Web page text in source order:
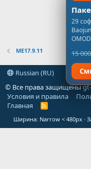
ME17.9.11
Russian (RU)
© Все права защищены
Условия и правила
Главная
R
S
Ширина
29
15